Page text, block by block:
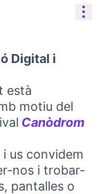
Digital i
està
motiu del
Canòdrom
i us convidem
nos i trobar-
pantalles o